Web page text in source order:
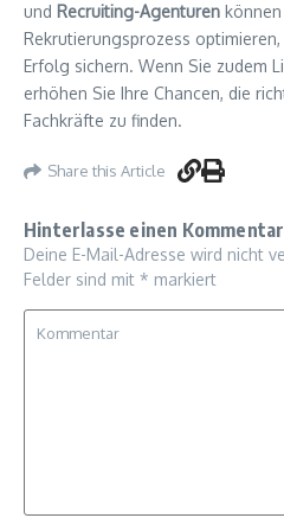
und Recruiting-Agenturen
Rekrutierungsprozess
Erfolg sichern. Wenn Sie zudem
erhöhen Sie Ihre Chancen, die
Fachkräfte zu finden.
Share this Article
Hinterlasse einen Kommentar
Deine E-Mail-Adresse wird nicht
Felder sind mit * markiert